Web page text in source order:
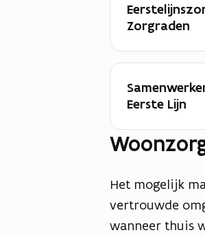
Zorgraden
Eerste Lijn
Het mogelijk
vertrouwde
wanneer thuis